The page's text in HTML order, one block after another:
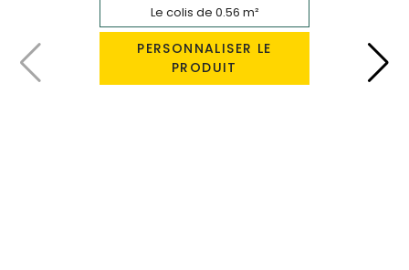
Le colis de 0.56 m²
PERSONNALISER LE
PRODUIT
Précédent